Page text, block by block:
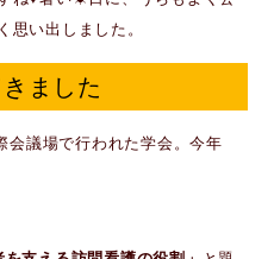
思い出しました。
ました
会議場で行われた学会。今年